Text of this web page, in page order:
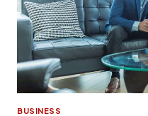
BUSINESS